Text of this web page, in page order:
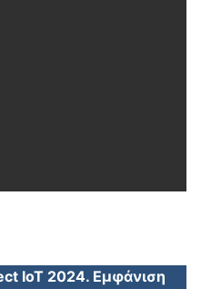
IoT 2024. Εμφάνιση